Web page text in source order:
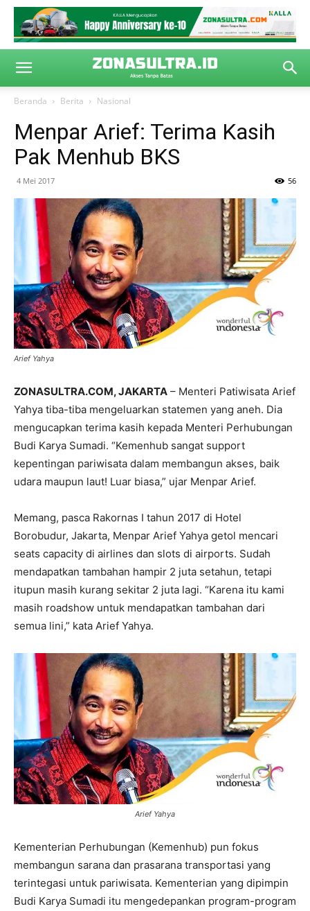
Beranda Berita Nasional
Menpar Arief: Terima Kasih
Pak Menhub BKS
4 Mei 2017 56
Arief Yahya
ZONASULTRA.COM, JAKARTA – Menteri Patiwisata Arief
Yahya tiba-tiba mengeluarkan statemen yang aneh. Dia
mengucapkan terima kasih kepada Menteri Perhubungan
Budi Karya Sumadi. “Kemenhub sangat support
kepentingan pariwisata dalam membangun akses, baik
udara maupun laut! Luar biasa,” ujar Menpar Arief.
Memang, pasca Rakornas I tahun 2017 di Hotel
Borobudur, Jakarta, Menpar Arief Yahya getol mencari
seats capacity di airlines dan slots di airports. Sudah
mendapatkan tambahan hampir 2 juta setahun, tetapi
itupun masih kurang sekitar 2 juta lagi. “Karena itu kami
masih roadshow untuk mendapatkan tambahan dari
semua lini,” kata Arief Yahya.
Arief Yahya
Kementerian Perhubungan (Kemenhub) pun fokus
membangun sarana dan prasarana transportasi yang
terintegasi untuk pariwisata. Kementerian yang dipimpin
Budi Karya Sumadi itu mengedepankan program-program